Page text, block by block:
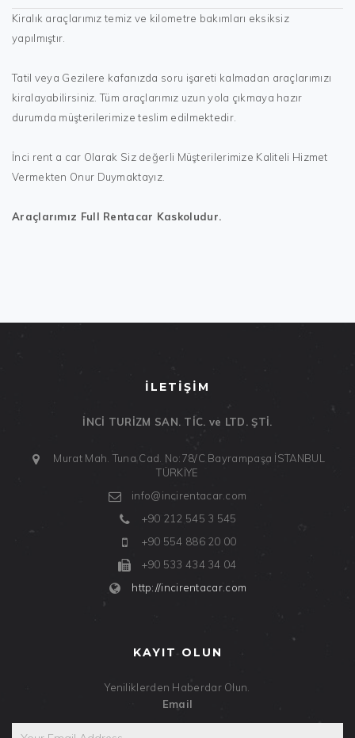
Kiralık araçlarımız temiz ve kilometre bakımları eksiksiz
yapılmıştır.
Tatil veya Gezilere kafanızda soru işareti kalmadan araçlarımızı
kiralayabilirsiniz. Tüm araçlarımız uzun yola çıkmaya hazır
durumda müşterilerimize teslim edilmektedir.
İnci rent a car Olarak Siz değerli Müşterilerimize Kaliteli Hizmet
Vermekten Onur Duymaktayız.
Araçlarımız Full Rentacar Kaskoludur.
İLETİŞİM
İNCİ TURİZM SAN. TİC. ve LTD. ŞTİ.
Murat Mah. Tuna Cad. No:78/C Bayrampaşa İSTANBUL
TÜRKİYE
info@incirentacar.com
+90 212 545 3 545
+90 554 886 20 00
+90 533 434 34 04
http://incirentacar.com
KAYIT OLUN
Yeniliklerden Haberdar Olun.
Email